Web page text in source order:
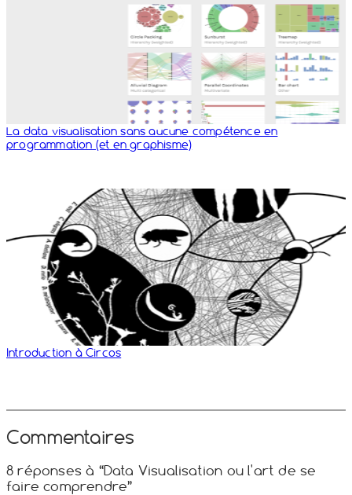
La data visualisation sans aucune compétence en
programmation (et en graphisme)
Introduction à Circos
Commentaires
8 réponses à “Data Visualisation ou l'art de se
faire comprendre”